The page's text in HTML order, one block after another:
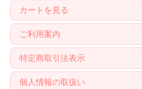
カートを見る
ご利用案内
特定商取引法表示
個人情報の取扱い